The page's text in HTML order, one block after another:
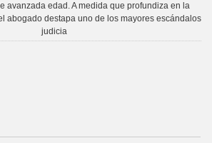
avanzada edad. A medida que profundiza en la
abogado destapa uno de los mayores escándalos
judicia